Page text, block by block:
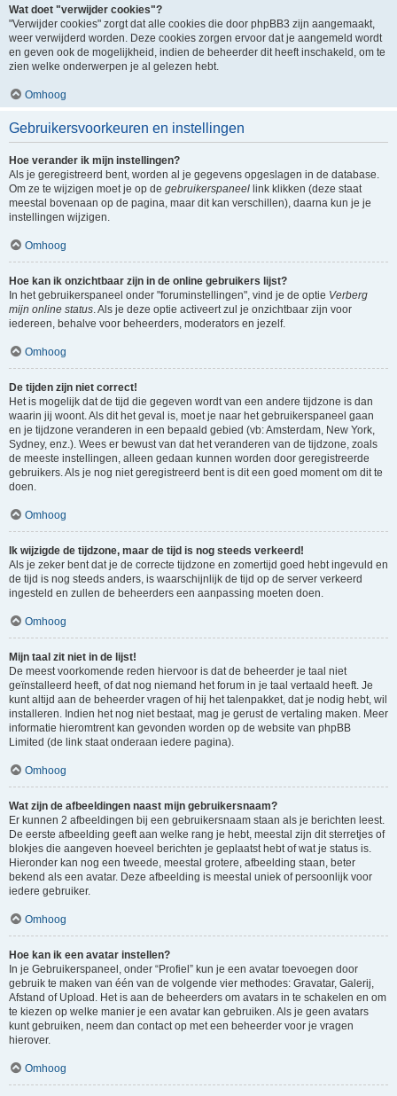
Wat doet "verwijder cookies"?
"Verwijder cookies" zorgt dat alle cookies die door phpBB3 zijn aangemaakt,
weer verwijderd worden. Deze cookies zorgen ervoor dat je aangemeld wordt
en geven ook de mogelijkheid, indien de beheerder dit heeft inschakeld, om te
zien welke onderwerpen je al gelezen hebt.
Omhoog
Gebruikersvoorkeuren en instellingen
Hoe verander ik mijn instellingen?
Als je geregistreerd bent, worden al je gegevens opgeslagen in de database.
Om ze te wijzigen moet je op de gebruikerspaneel link klikken (deze staat
meestal bovenaan op de pagina, maar dit kan verschillen), daarna kun je je
instellingen wijzigen.
Omhoog
Hoe kan ik onzichtbaar zijn in de online gebruikers lijst?
In het gebruikerspaneel onder "foruminstellingen", vind je de optie Verberg
mijn online status . Als je deze optie activeert zul je onzichtbaar zijn voor
iedereen, behalve voor beheerders, moderators en jezelf.
Omhoog
De tijden zijn niet correct!
Het is mogelijk dat de tijd die gegeven wordt van een andere tijdzone is dan
waarin jij woont. Als dit het geval is, moet je naar het gebruikerspaneel gaan
en je tijdzone veranderen in een bepaald gebied (vb: Amsterdam, New York,
Sydney, enz.). Wees er bewust van dat het veranderen van de tijdzone, zoals
de meeste instellingen, alleen gedaan kunnen worden door geregistreerde
gebruikers. Als je nog niet geregistreerd bent is dit een goed moment om dit te
doen.
Omhoog
Ik wijzigde de tijdzone, maar de tijd is nog steeds verkeerd!
Als je zeker bent dat je de correcte tijdzone en zomertijd goed hebt ingevuld en
de tijd is nog steeds anders, is waarschijnlijk de tijd op de server verkeerd
ingesteld en zullen de beheerders een aanpassing moeten doen.
Omhoog
Mijn taal zit niet in de lijst!
De meest voorkomende reden hiervoor is dat de beheerder je taal niet
geïnstalleerd heeft, of dat nog niemand het forum in je taal vertaald heeft. Je
kunt altijd aan de beheerder vragen of hij het talenpakket, dat je nodig hebt, wil
installeren. Indien het nog niet bestaat, mag je gerust de vertaling maken. Meer
informatie hieromtrent kan gevonden worden op de website van phpBB
Limited (de link staat onderaan iedere pagina).
Omhoog
Wat zijn de afbeeldingen naast mijn gebruikersnaam?
Er kunnen 2 afbeeldingen bij een gebruikersnaam staan als je berichten leest.
De eerste afbeelding geeft aan welke rang je hebt, meestal zijn dit sterretjes of
blokjes die aangeven hoeveel berichten je geplaatst hebt of wat je status is.
Hieronder kan nog een tweede, meestal grotere, afbeelding staan, beter
bekend als een avatar. Deze afbeelding is meestal uniek of persoonlijk voor
iedere gebruiker.
Omhoog
Hoe kan ik een avatar instellen?
In je Gebruikerspaneel, onder “Profiel” kun je een avatar toevoegen door
gebruik te maken van één van de volgende vier methodes: Gravatar, Galerij,
Afstand of Upload. Het is aan de beheerders om avatars in te schakelen en om
te kiezen op welke manier je een avatar kan gebruiken. Als je geen avatars
kunt gebruiken, neem dan contact op met een beheerder voor je vragen
hierover.
Omhoog